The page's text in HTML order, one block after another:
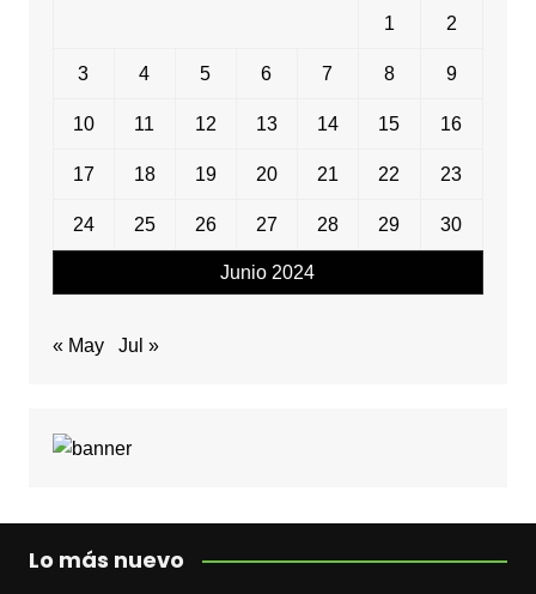
Junio 2024
1 2
3 4 5 6 7 8 9
10 11 12 13 14 15 16
17 18 19 20 21 22 23
24 25 26 27 28 29 30
« May Jul »
Lo más nuevo